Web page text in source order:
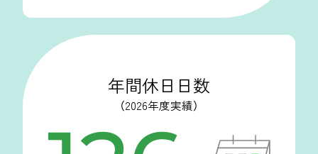
年間休日日数
（2026年度実績）